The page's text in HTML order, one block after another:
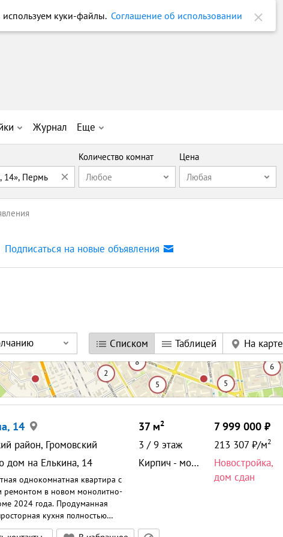
Журнал Еще
14», Пермь
Количество комнат
Любое
Цена
Любая
Подписаться на новые объявления
Списком Таблицей На карте
14
район, Громовский
дом на Елькина, 14
однокомнатная квартира с
ремонтом в новом монолитно-
2024 года. Продуманная
кухня полностью
включая холодильник
37м2
3 / 9 этаж
Кирпич - монолит
7 999 000
213 307 /м2
Новостройка,
дом сдан